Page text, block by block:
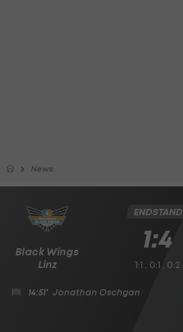
News
Black Wings
Linz
ENDSTAND
1:4
1:1 , 0:1 , 0:2
14:51' Jonathan Oschgan